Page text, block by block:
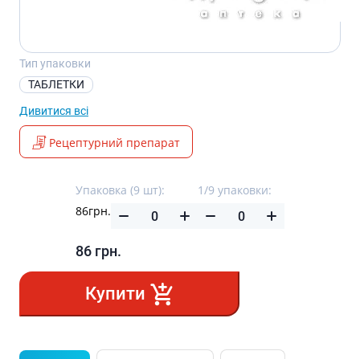
Тип упаковки
ТАБЛЕТКИ
Дивитися всі
Рецептурний препарат
Упаковка (9 шт):
86грн.
86 грн.
1/9 упаковки:
Купити